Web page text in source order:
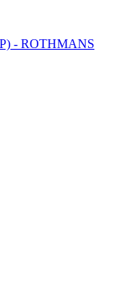
ROTHMANS